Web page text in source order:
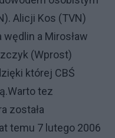
Alicji Kos (TVN)
wędlin a Mirosław
(Wprost)
której CBŚ
tez
została
temu 7 lutego 2006